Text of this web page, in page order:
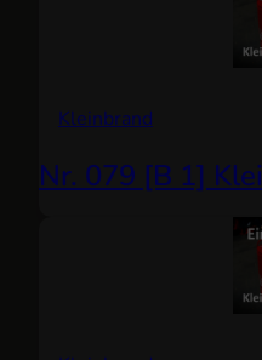
Kleinbrand
Nr. 079 [B 1]